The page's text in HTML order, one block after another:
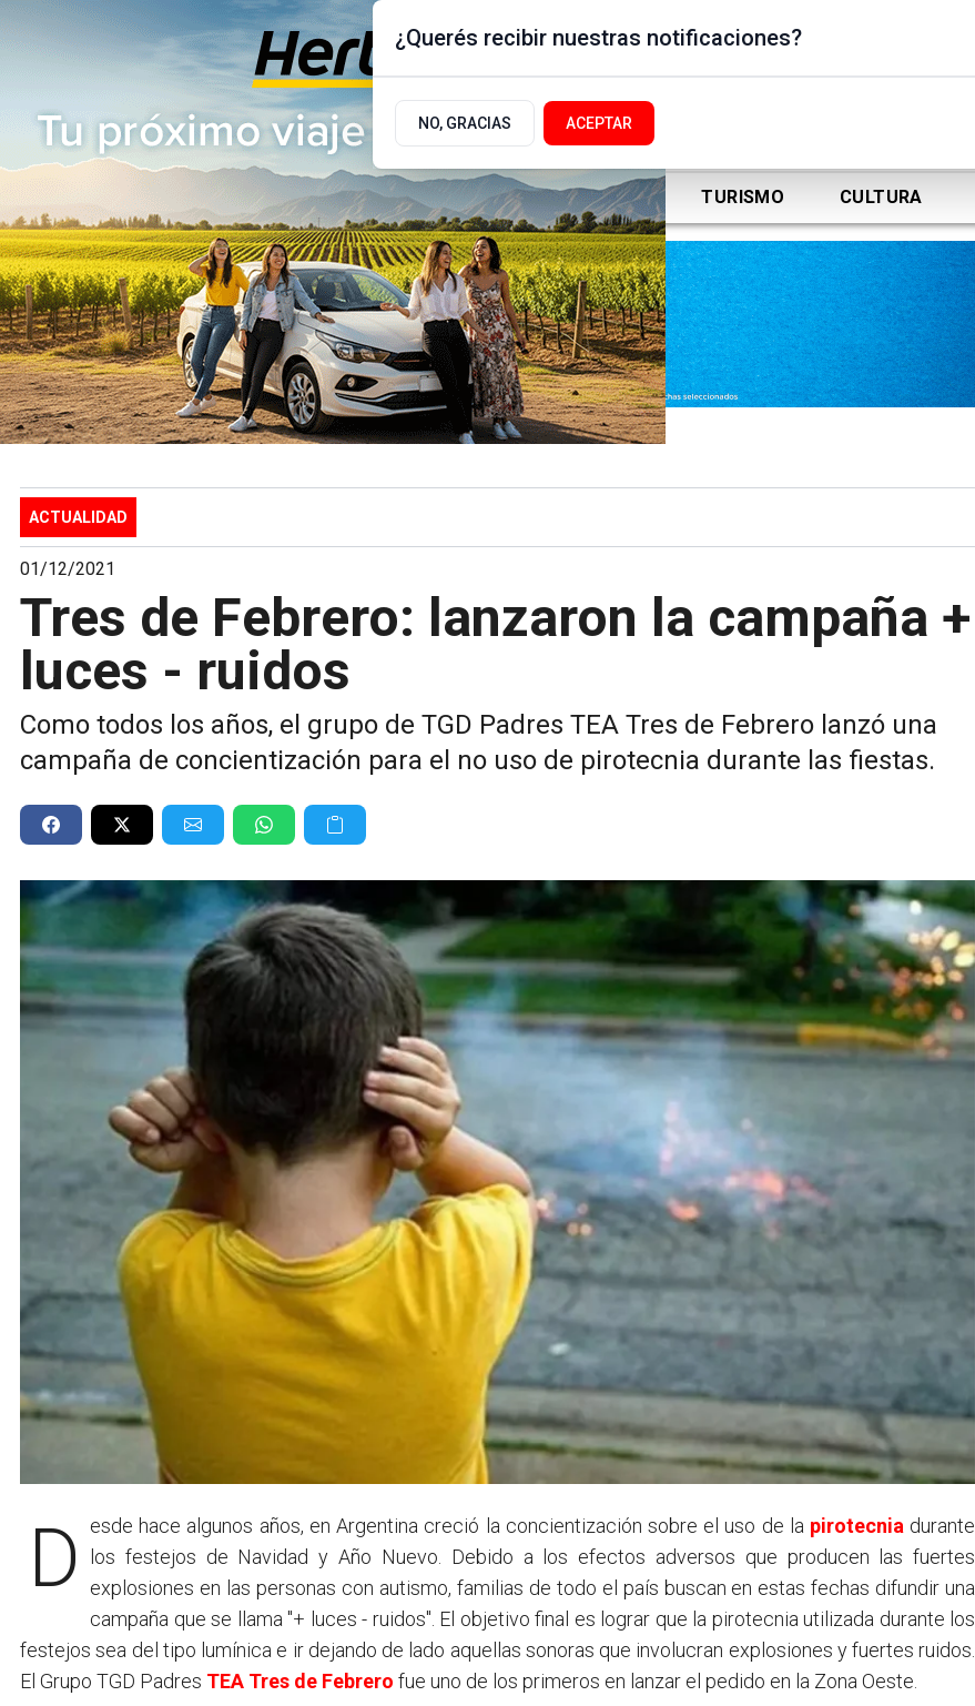
Viernes 7 de Agosto
de 2026
17.9ºc | Buenos Aires, AR
ACTUALIDAD POLÍTICA DEPORTES TURISMO CULTURA
ACTUALIDAD
01/12/2021
Tres de Febrero: lanzaron la campaña +
luces - ruidos
Como todos los años, el grupo de TGD Padres TEA Tres de Febrero lanzó una
campaña de concientización para el no uso de pirotecnia durante las fiestas.
Desde hace algunos años, en Argentina creció la concientización sobre el uso de la pirotecnia durante
los festejos de Navidad y Año Nuevo. Debido a los efectos adversos que producen las fuertes
explosiones en las personas con autismo, familias de todo el país buscan en estas fechas difundir una
campaña que se llama "+ luces - ruidos". El objetivo final es lograr que la pirotecnia utilizada durante los
festejos sea del tipo lumínica e ir dejando de lado aquellas sonoras que involucran explosiones y fuertes ruidos.
El Grupo TGD Padres TEA Tres de Febrero fue uno de los primeros en lanzar el pedido en la Zona Oeste.
¿Querés recibir nuestras notificaciones?
NO, GRACIAS ACEPTAR